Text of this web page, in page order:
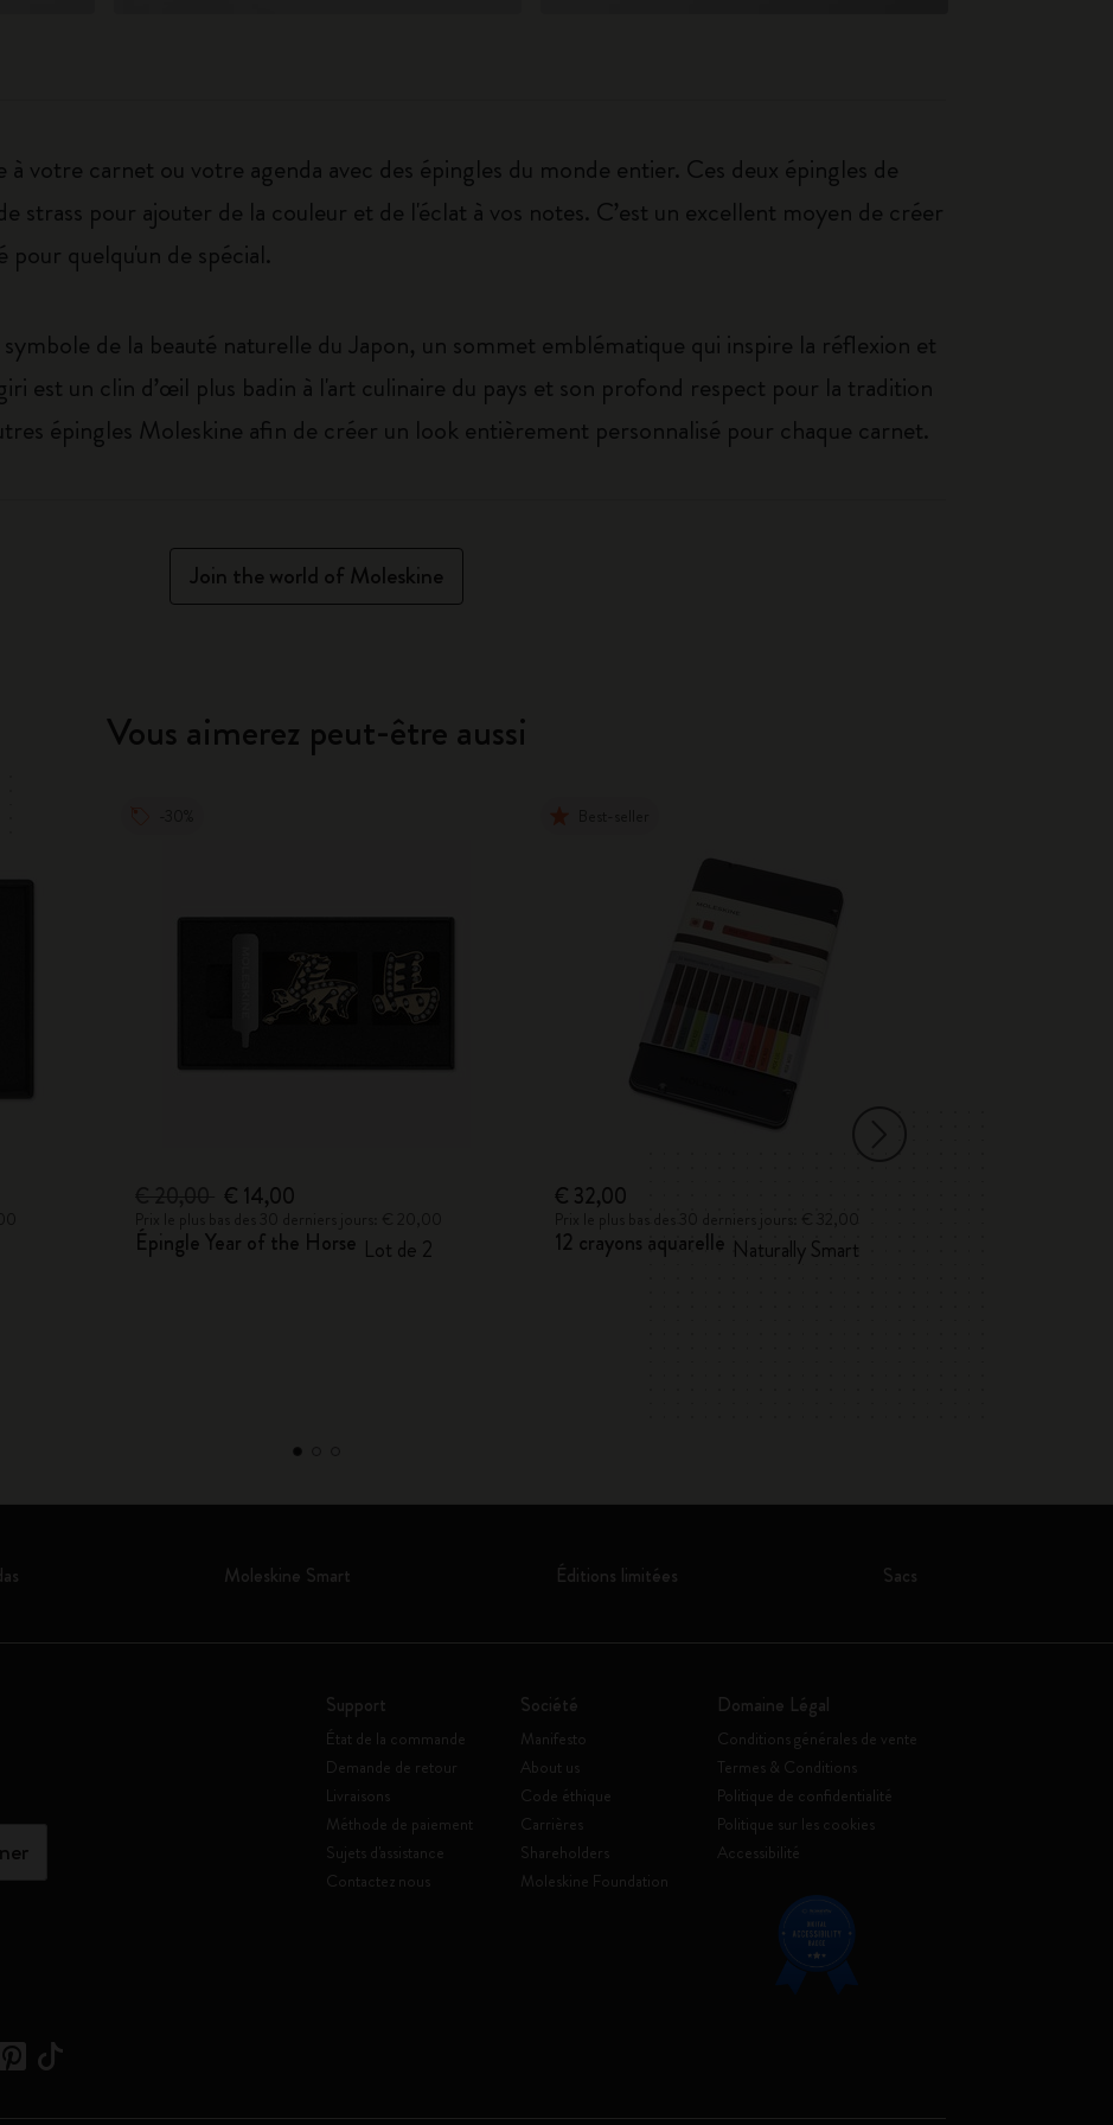
votre carnet ou votre agenda avec des épingles du monde entier. Ces deux épingles de
strass pour ajouter de la couleur et de l'éclat à vos notes. C’est un excellent moyen de créer
quelqu'un de spécial.
de la beauté naturelle du Japon, un sommet emblématique qui inspire la réflexion et
est un clin d’œil plus badin à l'art culinaire du pays et son profond respect pour la tradition
épingles Moleskine afin de créer un look entièrement personnalisé pour chaque carnet.
Join the world of Moleskine
Vous aimerez peut-être aussi
€ 14,00
Épingle Year of the Horse Lot de 2
€ 32,00
12 crayons aquarelle Naturally Smart
Moleskine Smart Éditions limitées Sacs
Support
État de la commande
Demande de retour
Livraisons
Méthode de paiement
Sujets d'assistance
Contactez nous
Société
Manifesto
About us
Code éthique
Carrières
Shareholders
Moleskine Foundation
Domaine Légal
Conditions générales de vente
Termes & Conditions
Politique de confidentialité
Politique sur les cookies
Accessibilité